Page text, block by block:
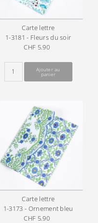
Carte lettre
1-3181 - Fleurs du soir
Prix
CHF 5.90
Carte lettre
1-3173 - Ornement bleu
Prix
CHF 5.90